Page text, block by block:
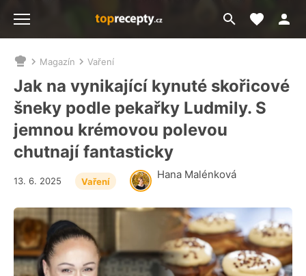
Přejít
na
Moje
Nacházíte
se
zde:
Magazín Vaření
Jak na vynikající kynuté skořicové
šneky podle pekařky Ludmily. S
jemnou krémovou polevou
chutnají fantasticky
Hana Malénková
13. 6. 2025 Vaření